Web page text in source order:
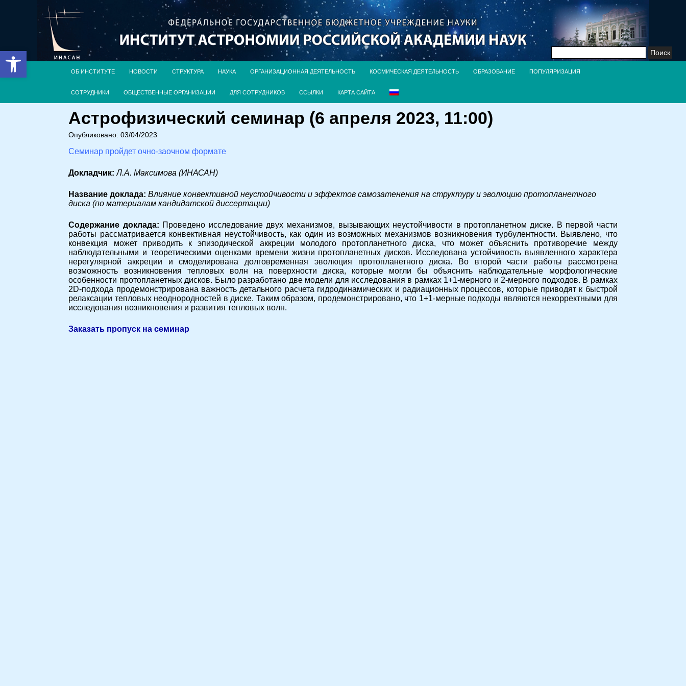
Открыть панель инструментов Найти:
ОБ ИНСТИТУТЕ НОВОСТИ СТРУКТУРА НАУКА ОРГАНИЗАЦИОННАЯ ДЕЯТЕЛЬНОСТЬ КОСМИЧЕСКАЯ ДЕЯТЕЛЬНОСТЬ ОБРАЗОВАНИЕ ПОПУЛЯРИЗАЦИЯ
СОТРУДНИКИ ОБЩЕСТВЕННЫЕ ОРГАНИЗАЦИИ ДЛЯ СОТРУДНИКОВ ССЫЛКИ КАРТА САЙТА
Астрофизический семинар (6 апреля 2023, 11:00)
Опубликовано: 03/04/2023
Семинар пройдет очно-заочном формате
Докладчик: Л.А. Максимова (ИНАСАН)
Название доклада: Влияние конвективной неустойчивости и эффектов самозатенения на структуру и эволюцию протопланетного
диска (по материалам кандидатской диссертации)
Cодержание доклада: Проведено исследование двух механизмов, вызывающих неустойчивости в протопланетном диске. В первой части
работы рассматривается конвективная неустойчивость, как один из возможных механизмов возникновения турбулентности. Выявлено, что
конвекция может приводить к эпизодической аккреции молодого протопланетного диска, что может объяснить противоречие между
наблюдательными и теоретическими оценками времени жизни протопланетных дисков. Исследована устойчивость выявленного характера
нерегулярной аккреции и смоделирована долговременная эволюция протопланетного диска. Во второй части работы рассмотрена
возможность возникновения тепловых волн на поверхности диска, которые могли бы объяснить наблюдательные морфологические
особенности протопланетных дисков. Было разработано две модели для исследования в рамках 1+1-мерного и 2-мерного подходов. В рамках
2D-подхода продемонстрирована важность детального расчета гидродинамических и радиационных процессов, которые приводят к быстрой
релаксации тепловых неоднородностей в диске. Таким образом, продемонстрировано, что 1+1-мерные подходы являются некорректными для
исследования возникновения и развития тепловых волн.
Заказать пропуск на семинар